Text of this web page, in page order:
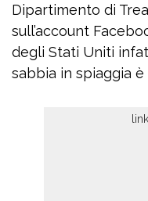
Dipartimento di
sull’account
degli Stati Uniti
sabbia in spiaggia